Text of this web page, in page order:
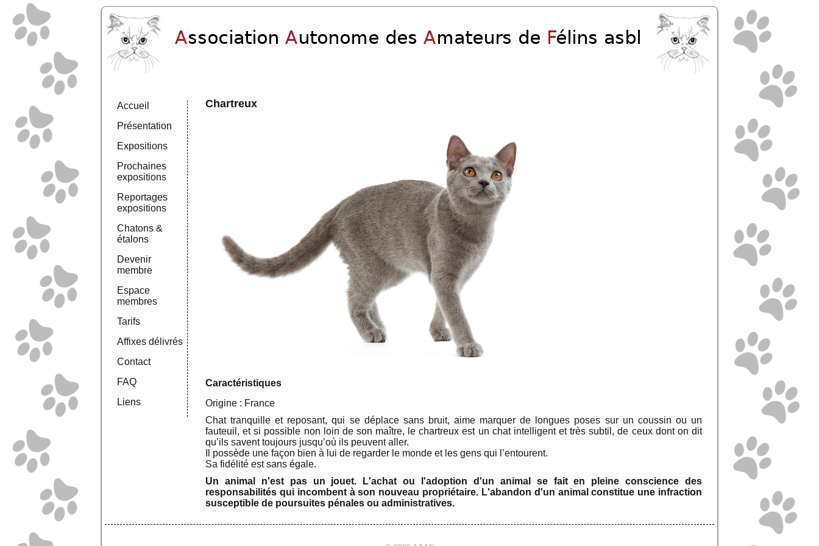
Accueil
Présentation
Expositions
Prochaines
expositions
Reportages
expositions
Chatons &
étalons
Devenir
membre
Espace
membres
Tarifs
Affixes délivrés
Contact
FAQ
Liens
Chartreux
Caractéristiques
Origine : France
Chat tranquille et reposant, qui se déplace sans bruit, aime marquer de longues poses sur un coussin ou un
fauteuil, et si possible non loin de son maître, le chartreux est un chat intelligent et très subtil, de ceux dont on dit
qu’ils savent toujours jusqu’où ils peuvent aller.
Il possède une façon bien à lui de regarder le monde et les gens qui l’entourent.
Sa fidélité est sans égale.
Un animal n'est pas un jouet. L'achat ou l'adoption d'un animal se fait en pleine conscience des
responsabilités qui incombent à son nouveau propriétaire. L'abandon d'un animal constitue une infraction
susceptible de poursuites pénales ou administratives.